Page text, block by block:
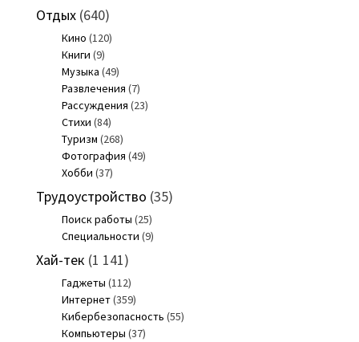
Отдых(640)
Кино (120)
Книги (9)
Музыка (49)
Развлечения (7)
Рассуждения (23)
Стихи (84)
Туризм (268)
Фотография (49)
Хобби (37)
Трудоустройство (35)
Поиск работы (25)
Специальности (9)
Хай-тек (1 141)
Гаджеты (112)
Интернет(359)
Кибербезопасность (55)
Компьютеры (37)